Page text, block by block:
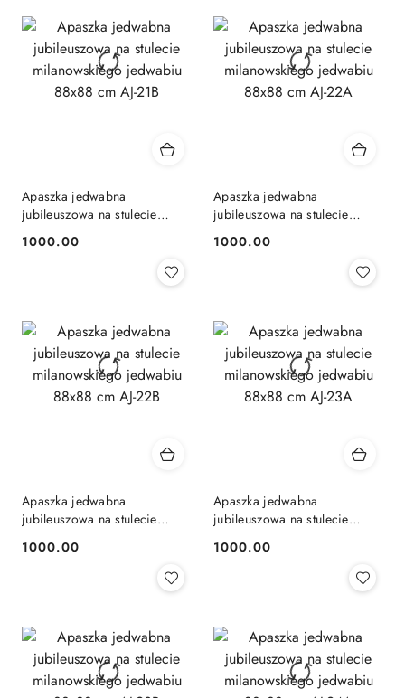
Apaszka jedwabna
jubileuszowa na stulecie
88x88 cm AJ-21B
Cena:
1000.00
Apaszka jedwabna
jubileuszowa na stulecie
88x88 cm AJ-22A
Cena:
1000.00
Apaszka jedwabna
jubileuszowa na stulecie
88x88 cm AJ-22B
Cena:
1000.00
Apaszka jedwabna
jubileuszowa na stulecie
88x88 cm AJ-23A
Cena:
1000.00